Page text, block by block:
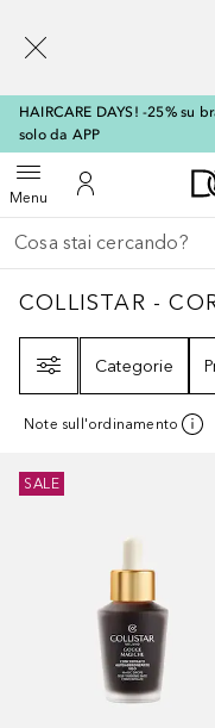
HAIRCARE DAYS! -25% su
solo da APP
MenuApri menuAl Mio Account
Torna indietro
Esegui ricerca
COLLISTAR -
COLLISTAR -
Categorie
Note sull'ordinamento
SALE